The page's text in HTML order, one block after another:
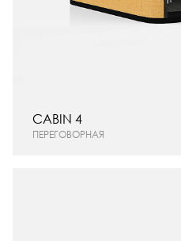
ПЕРЕГОВОРНАЯ
CABIN 4